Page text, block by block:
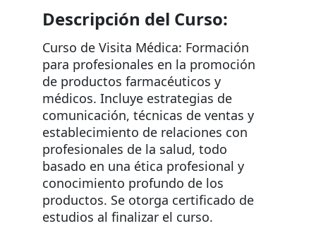
Curso de Visita Médica: Formación
para profesionales en la promoción
de productos farmacéuticos y
médicos. Incluye estrategias de
comunicación, técnicas de ventas y
establecimiento de relaciones con
profesionales de la salud, todo
basado en una ética profesional y
conocimiento profundo de los
productos. Se otorga certificado de
estudios al finalizar el curso.
Descripción del Curso: